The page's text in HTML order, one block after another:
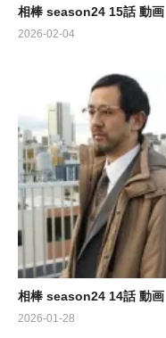
相棒 season24 15話 動画
2026-02-04
相棒 season24 14話 動画
2026-01-28